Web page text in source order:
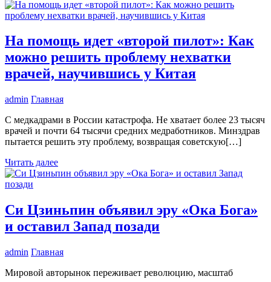
На помощь идет «второй пилот»: Как
можно решить проблему нехватки
врачей, научившись у Китая
admin Главная
С медкадрами в России катастрофа. Не хватает более 23 тысяч
врачей и почти 64 тысячи средних медработников. Минздрав
пытается решить эту проблему, возвращая советскую[…]
Читать далее
Си Цзиньпин объявил эру «Ока Бога»
и оставил Запад позади
admin Главная
Мировой авторынок переживает революцию, масштаб